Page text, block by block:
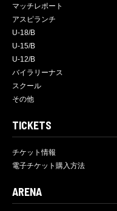
マッチレポート
アスピランチ
U-18/B
U-15/B
U-12/B
バイラリーナス
スクール
その他
TICKETS
チケット情報
電子チケット購入方法
ARENA